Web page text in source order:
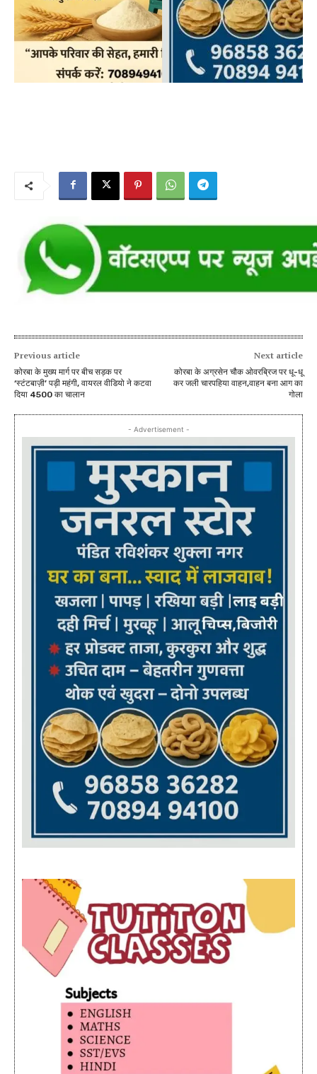
Previous article
कोरबा के मुख्य मार्ग पर बीच सड़क पर
‘स्टंटबाज़ी’ पड़ी महंगी, वायरल वीडियो ने कटवा
दिया 4500 का चालान
Next article
कोरबा के अग्रसेन चौक ओवरब्रिज पर धू-धू
कर जली चारपहिया वाहन,वाहन बना आग का
गोला
- Advertisement -